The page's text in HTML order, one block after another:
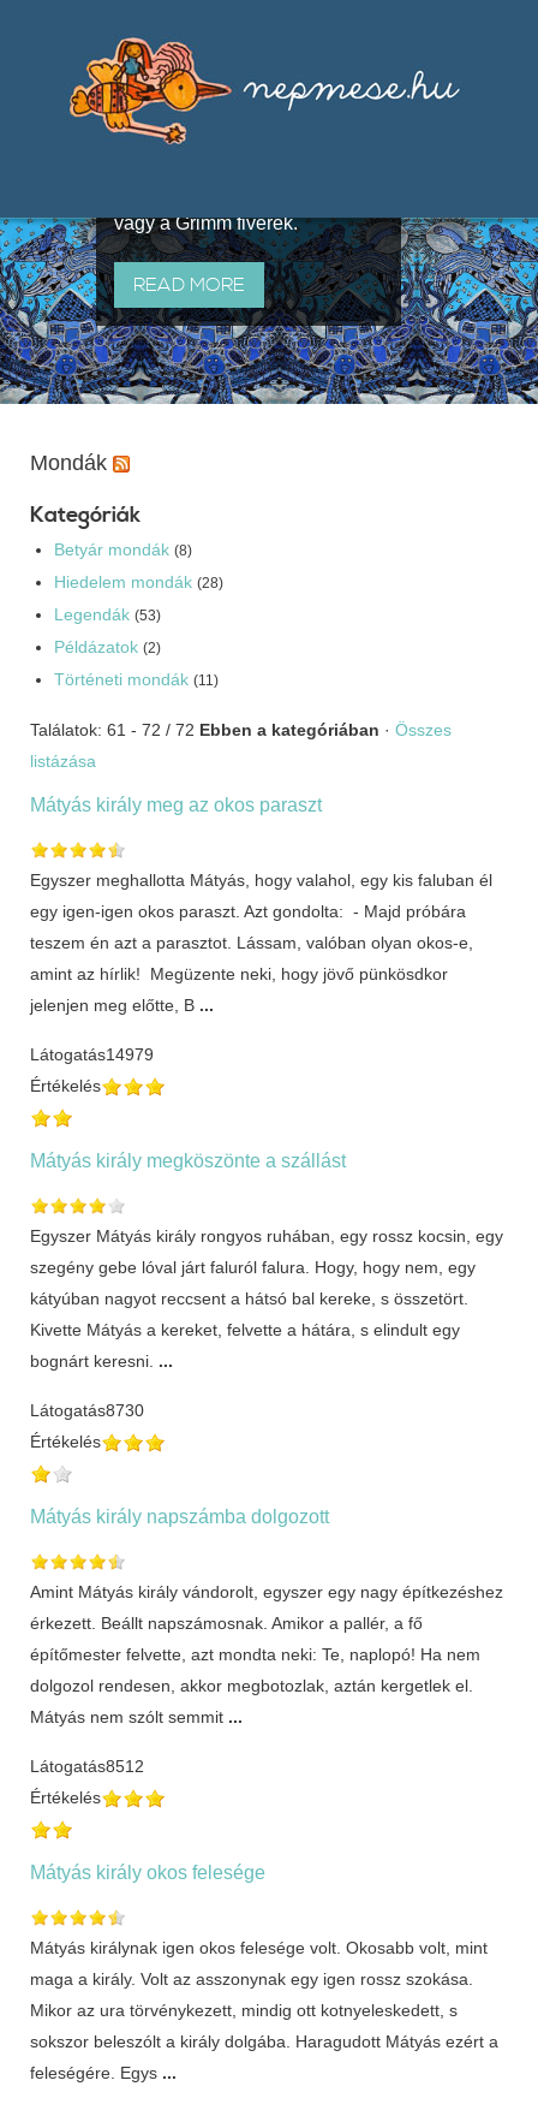
útján terjedő elbeszélésekből,
melyeket olyan ismert gyűjtők
állítottak össze, mint Benedek
vagy a Grimm fivérek.
READ MORE
Mondák
Kategóriák
Betyár mondák (8)
Hiedelem mondák (28)
Legendák (53)
Példázatok (2)
Történeti mondák (11)
Találatok: 61 - 72 / 72 Ebben a kategóriában · Összes
listázása
Mátyás király meg az okos paraszt
Egyszer meghallotta Mátyás, hogy valahol, egy kis faluban él
egy igen-igen okos paraszt. Azt gondolta: - Majd próbára
teszem én azt a parasztot. Lássam, valóban olyan okos-e,
amint az hírlik! Megüzente neki, hogy jövő pünkösdkor
jelenjen meg előtte, B ...
Látogatás14979
Értékelés
Mátyás király megköszönte a szállást
Egyszer Mátyás király rongyos ruhában, egy rossz kocsin, egy
szegény gebe lóval járt faluról falura. Hogy, hogy nem, egy
kátyúban nagyot reccsent a hátsó bal kereke, s összetört.
Kivette Mátyás a kereket, felvette a hátára, s elindult egy
bognárt keresni. ...
Látogatás8730
Értékelés
Mátyás király napszámba dolgozott
Amint Mátyás király vándorolt, egyszer egy nagy építkezéshez
érkezett. Beállt napszámosnak. Amikor a pallér, a fő
építőmester felvette, azt mondta neki: Te, naplopó! Ha nem
dolgozol rendesen, akkor megbotozlak, aztán kergetlek el.
Mátyás nem szólt semmit ...
Látogatás8512
Értékelés
Mátyás király okos felesége
Mátyás királynak igen okos felesége volt. Okosabb volt, mint
maga a király. Volt az asszonynak egy igen rossz szokása.
Mikor az ura törvénykezett, mindig ott kotnyeleskedett, s
sokszor beleszólt a király dolgába. Haragudott Mátyás ezért a
feleségére. Egys ...